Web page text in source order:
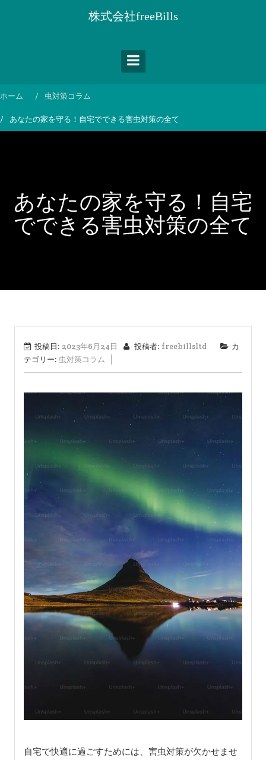
ス
ッ
株式会社freeBills
ホーム 虫対策コラム
あなたの家を守る！自宅でできる害虫対策の全て
あなたの家を守る！自宅
でできる害虫対策の全て
投稿日: 2023年6月24日 投稿者: freebillsltd
カ
テゴリー: 虫対策コラム
自宅で快適に過ごすためには、害虫対策が欠かせませ